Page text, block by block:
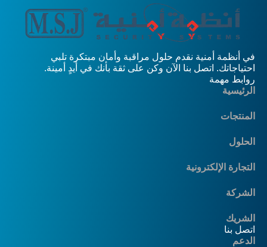
في أنظمة أمنية نقدم حلول مراقبة وأمان مبتكرة تلبي
احتياجاتك. اتصل بنا الآن وكن على ثقة بأنك في أيدٍ أمينة.
روابط مهمة
الرئيسية
المنتجات
الحلول
التجارة الإلكترونية
الشركة
الشريك
اتصل بنا
الدعم